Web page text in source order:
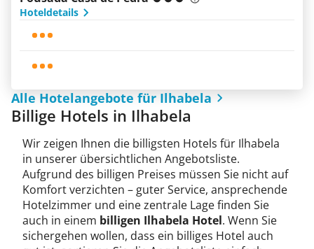
Hoteldetails
Alle Hotelangebote für Ilhabela
Billige Hotels in Ilhabela
Wir zeigen Ihnen die billigsten Hotels für Ilhabela
in unserer übersichtlichen Angebotsliste.
Aufgrund des billigen Preises müssen Sie nicht auf
Komfort verzichten – guter Service, ansprechende
Hotelzimmer und eine zentrale Lage finden Sie
auch in einem billigen Ilhabela Hotel. Wenn Sie
sichergehen wollen, dass ein billiges Hotel auch